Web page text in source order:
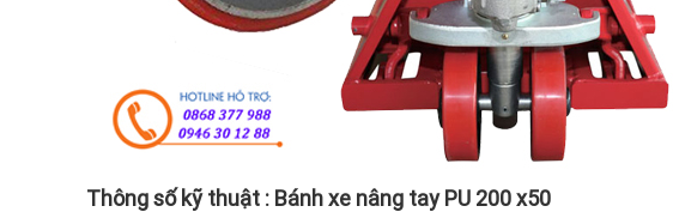
Thông số kỹ thuật : Bánh xe nâng tay PU 200 x50